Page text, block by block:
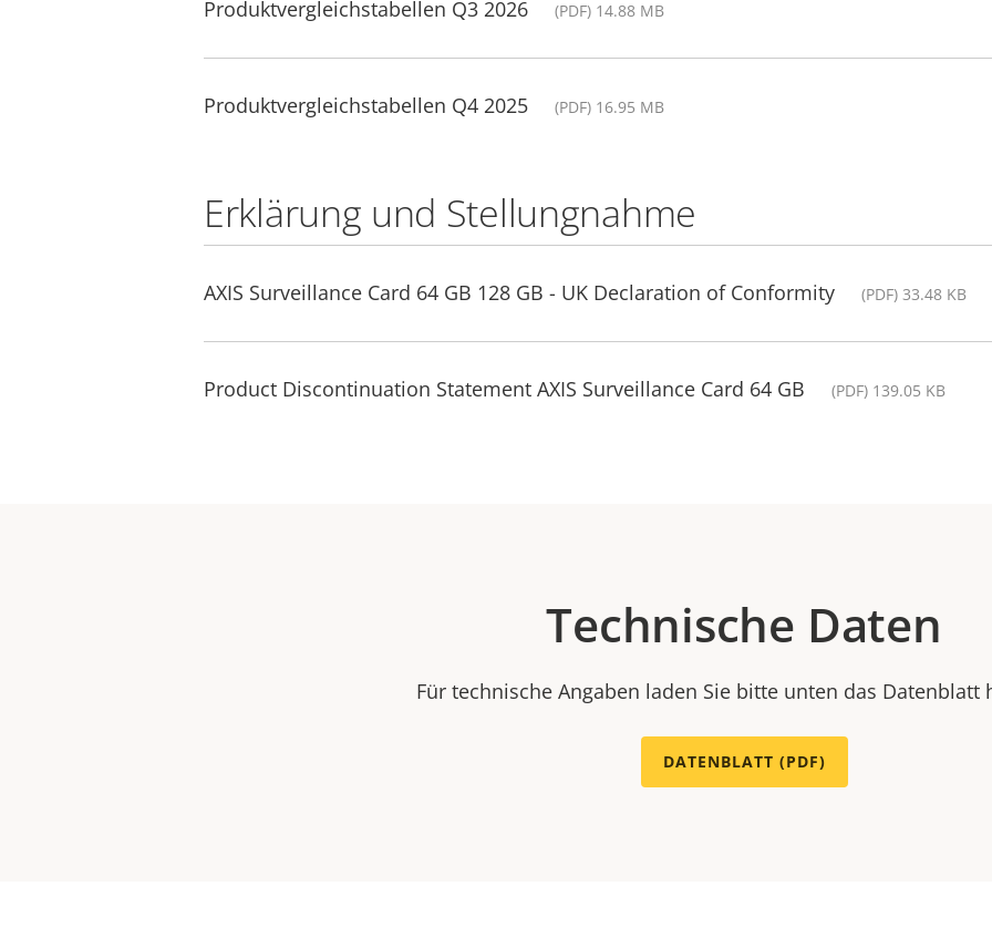
Produktvergleichstabellen Q3 2026 (PDF) 14.88 MB
Produktvergleichstabellen Q4 2025 (PDF) 16.95 MB
Erklärung und Stellungnahme
AXIS Surveillance Card 64 GB 128 GB - UK Declaration of Conformity (PDF) 33.48 KB
Product Discontinuation Statement AXIS Surveillance Card 64 GB (PDF) 139.05 KB
Technische Daten
Für technische Angaben laden Sie bitte unten das Datenblatt
DATENBLATT (PDF)